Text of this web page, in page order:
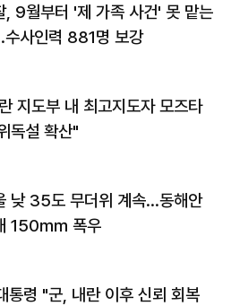
, 9월부터 '제 가족 사건' 못 맡는
사인력 881명 보강
지도부 내 최고지도자 모즈타
독설 확산"
낮 35도 무더위 계속…동해안
150㎜ 폭우
통령 "군, 내란 이후 신뢰 회복